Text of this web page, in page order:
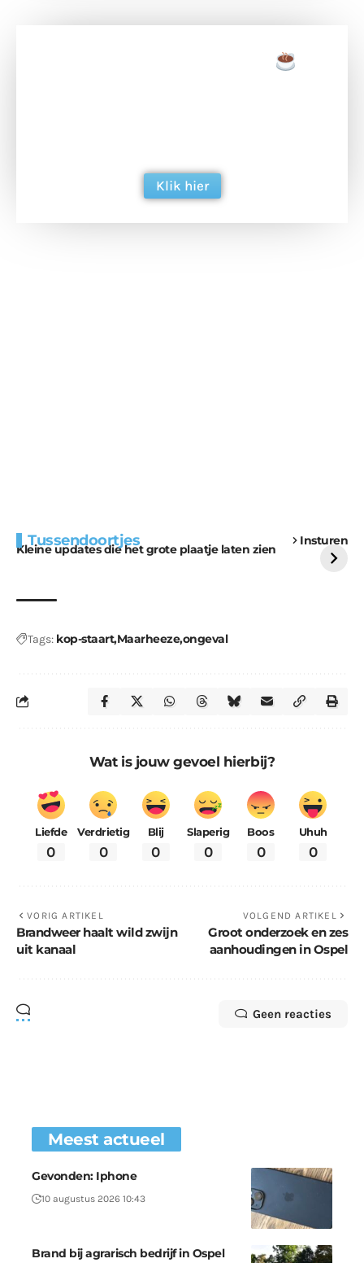
Klik hier
Tussendoortjes Insturen
Kleine updates die het grote plaatje laten zien
voor kabouters
uitdaging
Tags: kop-staartMaarheezeongeval
Wat is jouw gevoel hierbij?
Liefde
0
Verdrietig
0
Blij
0
Slaperig
0
Boos
0
Uhuh
0
VORIG ARTIKEL
Brandweer haalt wild zwijn
uit kanaal
VOLGEND ARTIKEL
Groot onderzoek en zes
aanhoudingen in Ospel
Geen reacties
Meest actueel
Gevonden: Iphone
10 augustus 2026 10:43
Brand bij agrarisch bedrijf in Ospel